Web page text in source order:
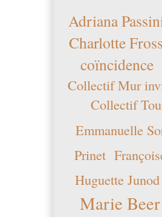
Adriana
Charlotte
coïncidence
Collectif Mur
Collectif
Emmanuelle
Prinet
Huguette Junod
Marie Beer